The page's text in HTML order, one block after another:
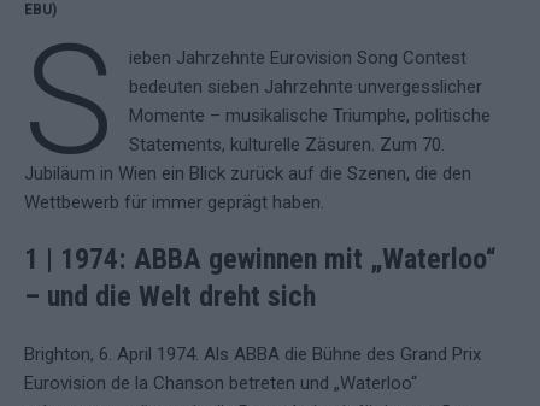
EBU)
S
ieben Jahrzehnte Eurovision Song Contest
bedeuten sieben Jahrzehnte unvergesslicher
Momente – musikalische Triumphe, politische
Statements, kulturelle Zäsuren. Zum 70.
Jubiläum in Wien ein Blick zurück auf die Szenen, die den
Wettbewerb für immer geprägt haben.
1 | 1974: ABBA gewinnen mit „Waterloo“
– und die Welt dreht sich
Brighton, 6. April 1974. Als ABBA die Bühne des Grand Prix
Eurovision de la Chanson betreten und „Waterloo“